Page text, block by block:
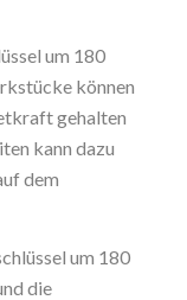
um 180
können
gehalten
kann dazu
dem
um 180
die